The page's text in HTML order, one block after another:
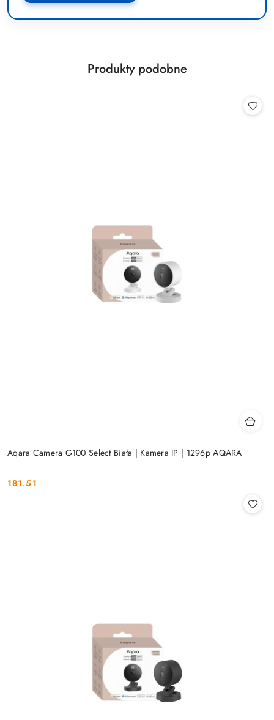
Pomiń karuzelę produktów
Produkty
Produkty podobne
Aqara Camera G100 Select Biała | Kamera IP | 1296p AQARA
Cena:
181.51